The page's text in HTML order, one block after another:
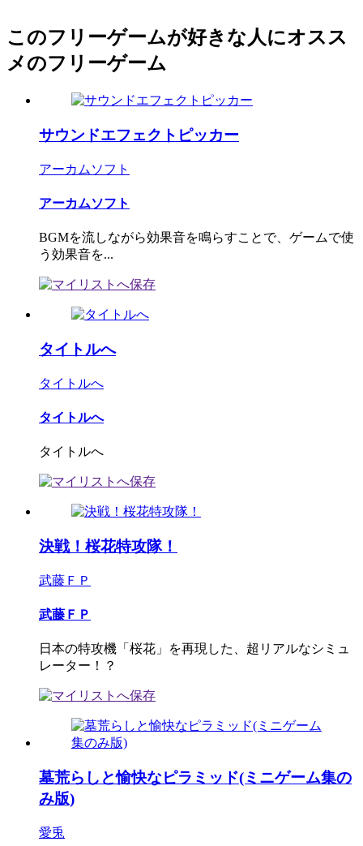
このフリーゲームが好きな人にオスス
メのフリーゲーム
サウンドエフェクトピッカー
アーカムソフト
アーカムソフト
BGMを流しながら効果音を鳴らすことで、ゲームで使
う効果音を...
タイトルへ
タイトルへ
タイトルへ
タイトルへ
決戦！桜花特攻隊！
武藤ＦＰ
武藤ＦＰ
日本の特攻機「桜花」を再現した、超リアルなシミュ
レーター！？
墓荒らしと愉快なピラミッド(ミニゲーム集の
み版)
愛兎